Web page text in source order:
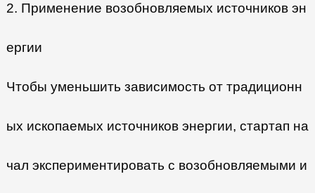
2. Применение возобновляемых источников эн
ергии
Чтобы уменьшить зависимость от традиционн
ых ископаемых источников энергии, стартап на
чал экспериментировать с возобновляемыми и